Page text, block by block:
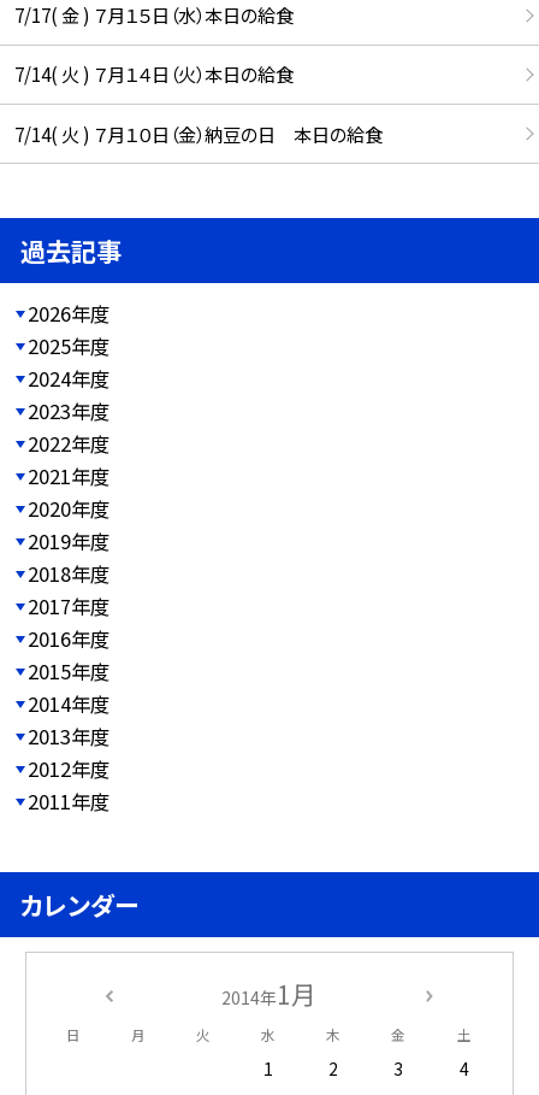
7/17( 金 ) ７月１５日（水）本日の給食
7/14( 火 ) ７月１４日（火）本日の給食
7/14( 火 ) ７月１０日（金）納豆の日 本日の給食
過去記事
2026年度
2025年度
2024年度
2023年度
2022年度
2021年度
2020年度
2019年度
2018年度
2017年度
2016年度
2015年度
2014年度
2013年度
2012年度
2011年度
カレンダー
2014年1月
日 月 火 水 木 金 土
1 2 3
4